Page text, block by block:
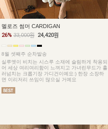
멜로즈 썸머 CARDIGAN
26% 33,000원 24,420원
8월 셋째주 순차발송
실루엣이 비치는 시스루 소재에 슬림하게 착용되
어 세상 여리여리함이 느껴지고 가녀린무드가 흘
러넘치는 크롭기장 가디건이예요:) 한장 소장하
면 이리저리 쓰임이 많으실 거예요